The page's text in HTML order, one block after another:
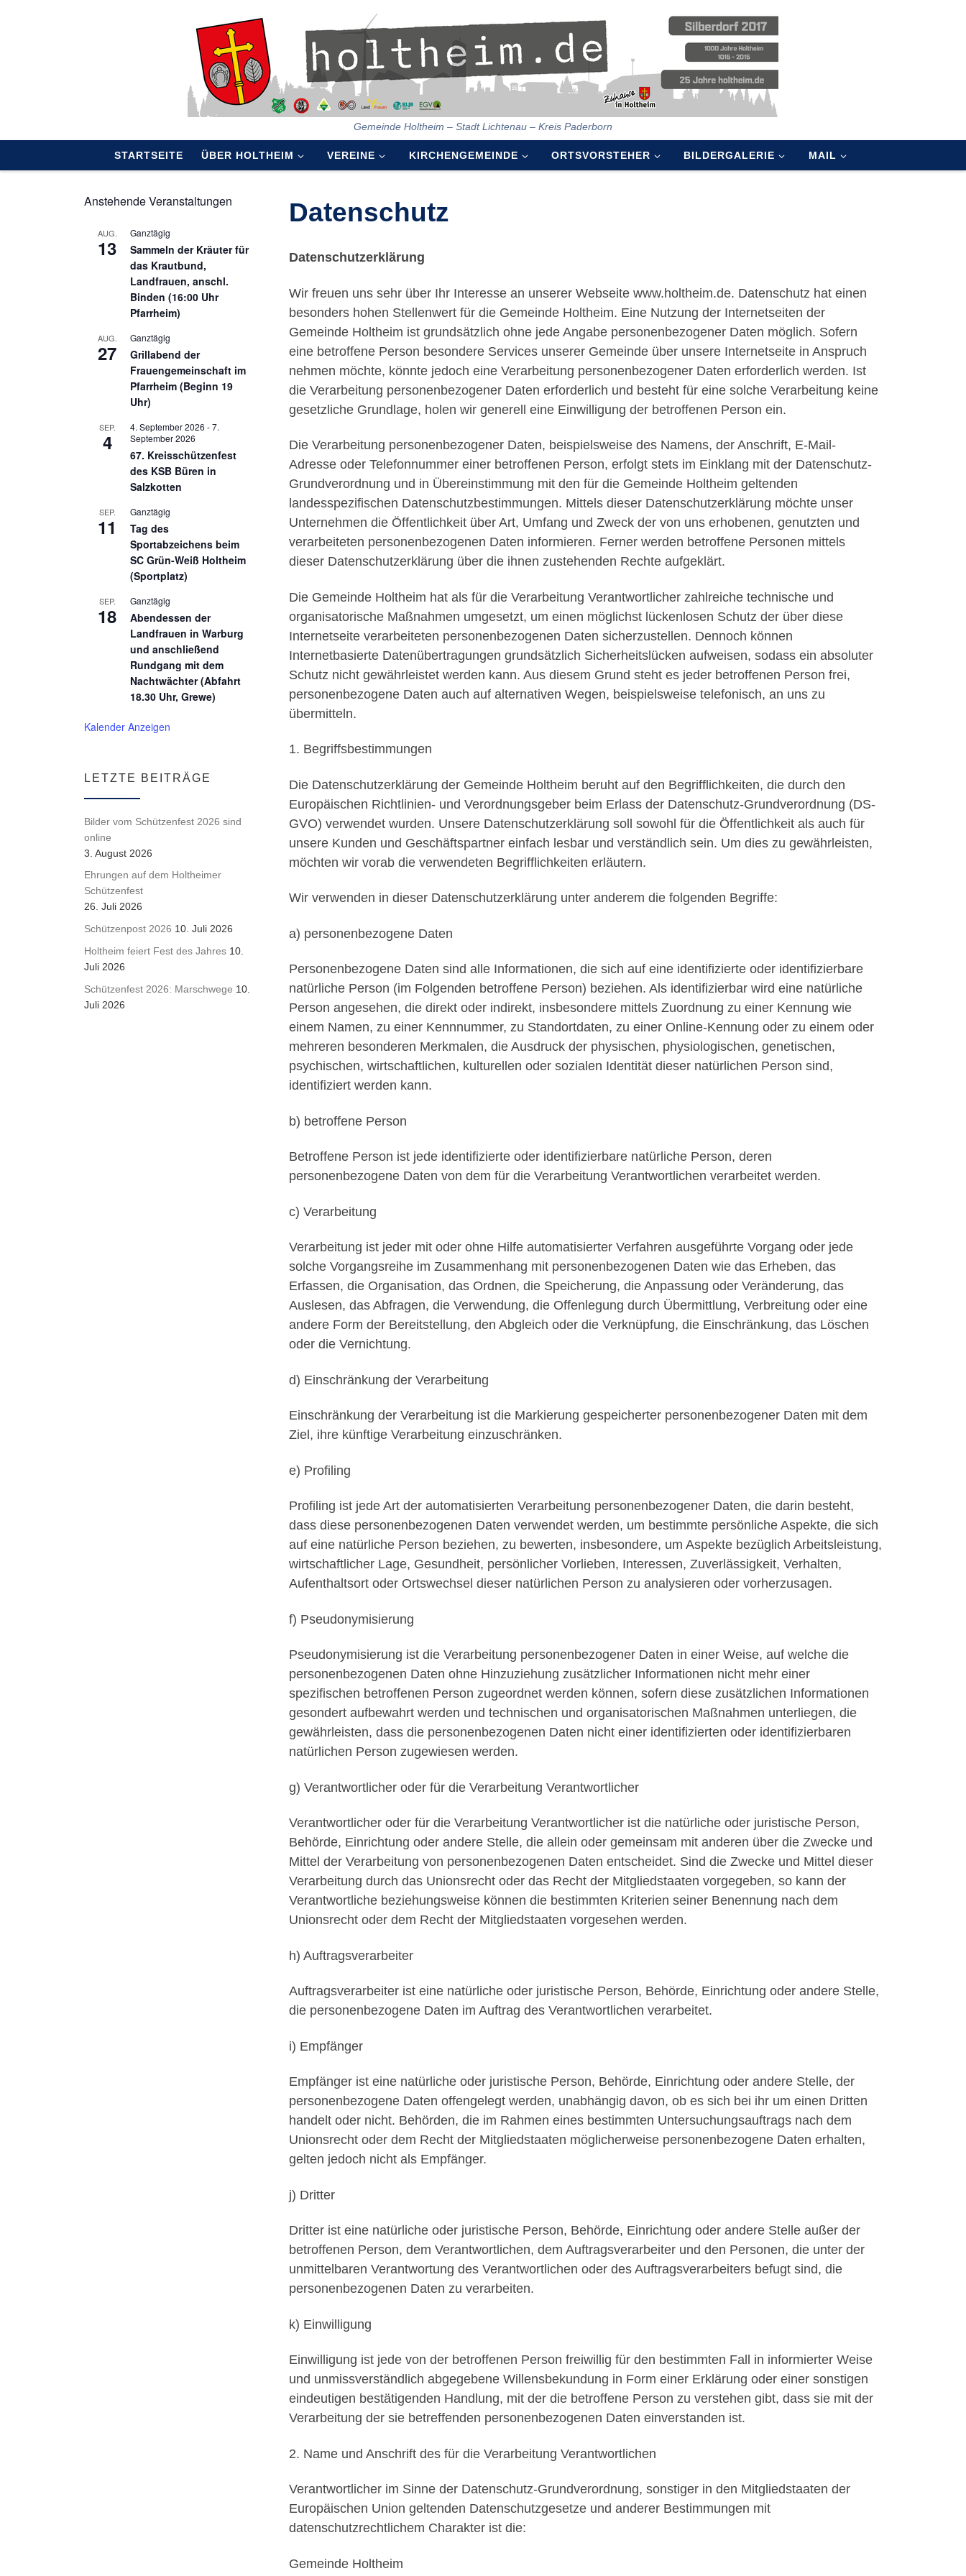
Gemeinde Holtheim – Stadt Lichtenau – Kreis Paderborn
STARTSEITE ÜBER HOLTHEIM VEREINE KIRCHENGEMEINDE ORTSVORSTEHER BILDERGALERIE MAIL
Datenschutz
Datenschutzerklärung
Wir freuen uns sehr über Ihr Interesse an unserer Webseite www.holtheim.de. Datenschutz hat einen
besonders hohen Stellenwert für die Gemeinde Holtheim. Eine Nutzung der Internetseiten der
Gemeinde Holtheim ist grundsätzlich ohne jede Angabe personenbezogener Daten möglich. Sofern
eine betroffene Person besondere Services unserer Gemeinde über unsere Internetseite in Anspruch
nehmen möchte, könnte jedoch eine Verarbeitung personenbezogener Daten erforderlich werden. Ist
die Verarbeitung personenbezogener Daten erforderlich und besteht für eine solche Verarbeitung keine
gesetzliche Grundlage, holen wir generell eine Einwilligung der betroffenen Person ein.
Die Verarbeitung personenbezogener Daten, beispielsweise des Namens, der Anschrift, E-Mail-
Adresse oder Telefonnummer einer betroffenen Person, erfolgt stets im Einklang mit der Datenschutz-
Grundverordnung und in Übereinstimmung mit den für die Gemeinde Holtheim geltenden
landesspezifischen Datenschutzbestimmungen. Mittels dieser Datenschutzerklärung möchte unser
Unternehmen die Öffentlichkeit über Art, Umfang und Zweck der von uns erhobenen, genutzten und
verarbeiteten personenbezogenen Daten informieren. Ferner werden betroffene Personen mittels
dieser Datenschutzerklärung über die ihnen zustehenden Rechte aufgeklärt.
Die Gemeinde Holtheim hat als für die Verarbeitung Verantwortlicher zahlreiche technische und
organisatorische Maßnahmen umgesetzt, um einen möglichst lückenlosen Schutz der über diese
Internetseite verarbeiteten personenbezogenen Daten sicherzustellen. Dennoch können
Internetbasierte Datenübertragungen grundsätzlich Sicherheitslücken aufweisen, sodass ein absoluter
Schutz nicht gewährleistet werden kann. Aus diesem Grund steht es jeder betroffenen Person frei,
personenbezogene Daten auch auf alternativen Wegen, beispielsweise telefonisch, an uns zu
übermitteln.
1. Begriffsbestimmungen
Die Datenschutzerklärung der Gemeinde Holtheim beruht auf den Begrifflichkeiten, die durch den
Europäischen Richtlinien- und Verordnungsgeber beim Erlass der Datenschutz-Grundverordnung (DS-
GVO) verwendet wurden. Unsere Datenschutzerklärung soll sowohl für die Öffentlichkeit als auch für
unsere Kunden und Geschäftspartner einfach lesbar und verständlich sein. Um dies zu gewährleisten,
möchten wir vorab die verwendeten Begrifflichkeiten erläutern.
Wir verwenden in dieser Datenschutzerklärung unter anderem die folgenden Begriffe:
a) personenbezogene Daten
Personenbezogene Daten sind alle Informationen, die sich auf eine identifizierte oder identifizierbare
natürliche Person (im Folgenden betroffene Person) beziehen. Als identifizierbar wird eine natürliche
Person angesehen, die direkt oder indirekt, insbesondere mittels Zuordnung zu einer Kennung wie
einem Namen, zu einer Kennnummer, zu Standortdaten, zu einer Online-Kennung oder zu einem oder
mehreren besonderen Merkmalen, die Ausdruck der physischen, physiologischen, genetischen,
psychischen, wirtschaftlichen, kulturellen oder sozialen Identität dieser natürlichen Person sind,
identifiziert werden kann.
b) betroffene Person
Betroffene Person ist jede identifizierte oder identifizierbare natürliche Person, deren
personenbezogene Daten von dem für die Verarbeitung Verantwortlichen verarbeitet werden.
c) Verarbeitung
Verarbeitung ist jeder mit oder ohne Hilfe automatisierter Verfahren ausgeführte Vorgang oder jede
solche Vorgangsreihe im Zusammenhang mit personenbezogenen Daten wie das Erheben, das
Erfassen, die Organisation, das Ordnen, die Speicherung, die Anpassung oder Veränderung, das
Auslesen, das Abfragen, die Verwendung, die Offenlegung durch Übermittlung, Verbreitung oder eine
andere Form der Bereitstellung, den Abgleich oder die Verknüpfung, die Einschränkung, das Löschen
oder die Vernichtung.
d) Einschränkung der Verarbeitung
Einschränkung der Verarbeitung ist die Markierung gespeicherter personenbezogener Daten mit dem
Ziel, ihre künftige Verarbeitung einzuschränken.
e) Profiling
Profiling ist jede Art der automatisierten Verarbeitung personenbezogener Daten, die darin besteht,
dass diese personenbezogenen Daten verwendet werden, um bestimmte persönliche Aspekte, die sich
auf eine natürliche Person beziehen, zu bewerten, insbesondere, um Aspekte bezüglich Arbeitsleistung,
wirtschaftlicher Lage, Gesundheit, persönlicher Vorlieben, Interessen, Zuverlässigkeit, Verhalten,
Aufenthaltsort oder Ortswechsel dieser natürlichen Person zu analysieren oder vorherzusagen.
f) Pseudonymisierung
Pseudonymisierung ist die Verarbeitung personenbezogener Daten in einer Weise, auf welche die
personenbezogenen Daten ohne Hinzuziehung zusätzlicher Informationen nicht mehr einer
spezifischen betroffenen Person zugeordnet werden können, sofern diese zusätzlichen Informationen
gesondert aufbewahrt werden und technischen und organisatorischen Maßnahmen unterliegen, die
gewährleisten, dass die personenbezogenen Daten nicht einer identifizierten oder identifizierbaren
natürlichen Person zugewiesen werden.
g) Verantwortlicher oder für die Verarbeitung Verantwortlicher
Verantwortlicher oder für die Verarbeitung Verantwortlicher ist die natürliche oder juristische Person,
Behörde, Einrichtung oder andere Stelle, die allein oder gemeinsam mit anderen über die Zwecke und
Mittel der Verarbeitung von personenbezogenen Daten entscheidet. Sind die Zwecke und Mittel dieser
Verarbeitung durch das Unionsrecht oder das Recht der Mitgliedstaaten vorgegeben, so kann der
Verantwortliche beziehungsweise können die bestimmten Kriterien seiner Benennung nach dem
Unionsrecht oder dem Recht der Mitgliedstaaten vorgesehen werden.
h) Auftragsverarbeiter
Auftragsverarbeiter ist eine natürliche oder juristische Person, Behörde, Einrichtung oder andere Stelle,
die personenbezogene Daten im Auftrag des Verantwortlichen verarbeitet.
i) Empfänger
Empfänger ist eine natürliche oder juristische Person, Behörde, Einrichtung oder andere Stelle, der
personenbezogene Daten offengelegt werden, unabhängig davon, ob es sich bei ihr um einen Dritten
handelt oder nicht. Behörden, die im Rahmen eines bestimmten Untersuchungsauftrags nach dem
Unionsrecht oder dem Recht der Mitgliedstaaten möglicherweise personenbezogene Daten erhalten,
gelten jedoch nicht als Empfänger.
j) Dritter
Dritter ist eine natürliche oder juristische Person, Behörde, Einrichtung oder andere Stelle außer der
betroffenen Person, dem Verantwortlichen, dem Auftragsverarbeiter und den Personen, die unter der
unmittelbaren Verantwortung des Verantwortlichen oder des Auftragsverarbeiters befugt sind, die
personenbezogenen Daten zu verarbeiten.
k) Einwilligung
Einwilligung ist jede von der betroffenen Person freiwillig für den bestimmten Fall in informierter Weise
und unmissverständlich abgegebene Willensbekundung in Form einer Erklärung oder einer sonstigen
eindeutigen bestätigenden Handlung, mit der die betroffene Person zu verstehen gibt, dass sie mit der
Verarbeitung der sie betreffenden personenbezogenen Daten einverstanden ist.
2. Name und Anschrift des für die Verarbeitung Verantwortlichen
Verantwortlicher im Sinne der Datenschutz-Grundverordnung, sonstiger in den Mitgliedstaaten der
Europäischen Union geltenden Datenschutzgesetze und anderer Bestimmungen mit
datenschutzrechtlichem Charakter ist die:
Gemeinde Holtheim
Anstehende Veranstaltungen
AUG.
13
Ganztägig
Sammeln der Kräuter für
das Krautbund,
Landfrauen, anschl.
Binden (16:00 Uhr
Pfarrheim)
AUG.
27
Ganztägig
Grillabend der
Frauengemeinschaft im
Pfarrheim (Beginn 19
Uhr)
SEP.
4
4. September 2026 -7.
September 2026
67. Kreisschützenfest
des KSB Büren in
Salzkotten
SEP.
11
Ganztägig
Tag des
Sportabzeichens beim
SC Grün-Weiß Holtheim
(Sportplatz)
SEP.
18
Ganztägig
Abendessen der
Landfrauen in Warburg
und anschließend
Rundgang mit dem
Nachtwächter (Abfahrt
18.30 Uhr, Grewe)
Kalender Anzeigen
LETZTE BEITRÄGE
Bilder vom Schützenfest 2026 sind
online
3. August 2026
Ehrungen auf dem Holtheimer
Schützenfest
26. Juli 2026
Schützenpost 2026 10. Juli 2026
Holtheim feiert Fest des Jahres 10.
Juli 2026
Schützenfest 2026: Marschwege 10.
Juli 2026